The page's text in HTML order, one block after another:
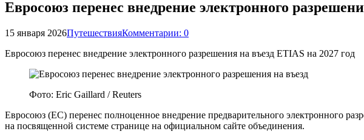
Евросоюз перенес внедрение электронного
15 января 2026ПутешествияКомментарии: 0
Евросоюз перенес внедрение электронного разрешения на въезд ETIAS на 2027 год
Фото: Eric Gaillard / Reuters
Евросоюз (ЕС) перенес полноценное внедрение предварительного электронного
на посвященной системе странице на официальном сайте объединения.